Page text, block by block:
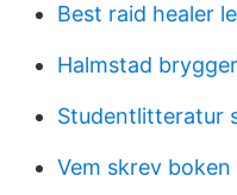
Best raid healer
Halmstad
Studentlitteratur
Vem skrev